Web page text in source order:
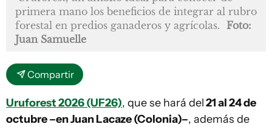
primera mano los beneficios de integrar al rubro
forestal en predios ganaderos y agrícolas. Foto:
Juan Samuelle
Compartir
Uruforest 2026 (UF26), que se hará del21 al 24 de
octubre –en Juan Lacaze (Colonia)–, además de